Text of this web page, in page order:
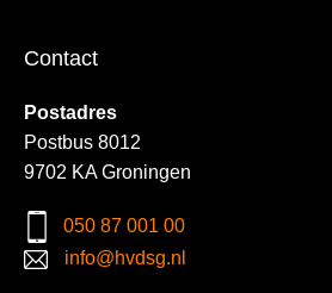
Contact
Postadres
Postbus 8012
9702 KA Groningen
050 87 001 00
info@hvdsg.nl